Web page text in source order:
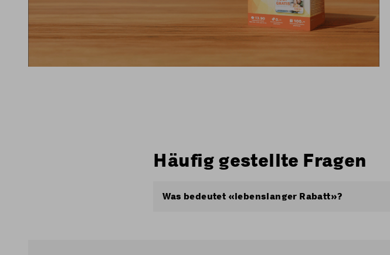
Häufig gestellte Fragen
Was bedeutet «lebenslanger Rabatt»?